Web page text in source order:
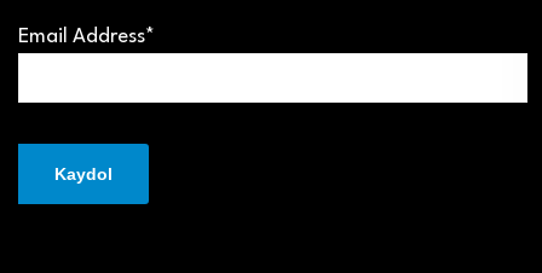
Email Address*